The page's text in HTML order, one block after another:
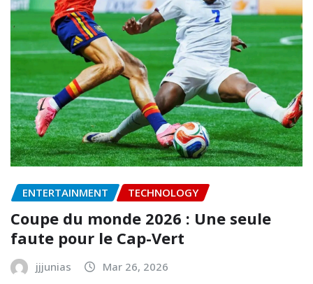
ENTERTAINMENT TECHNOLOGY
Coupe du monde 2026 : Une seule
faute pour le Cap-Vert
jjjunias Mar 26, 2026